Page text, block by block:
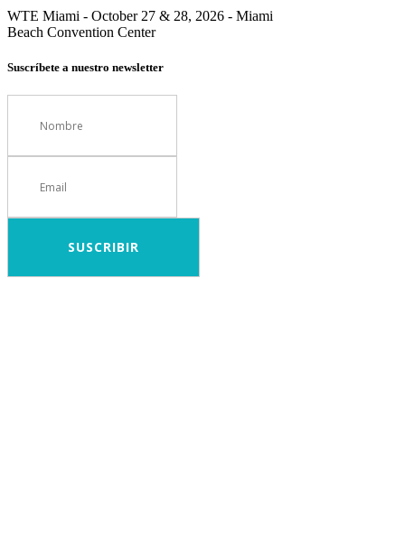
WTE Miami - October 27 & 28, 2026 - Miami
Beach Convention Center
Suscríbete a nuestro newsletter